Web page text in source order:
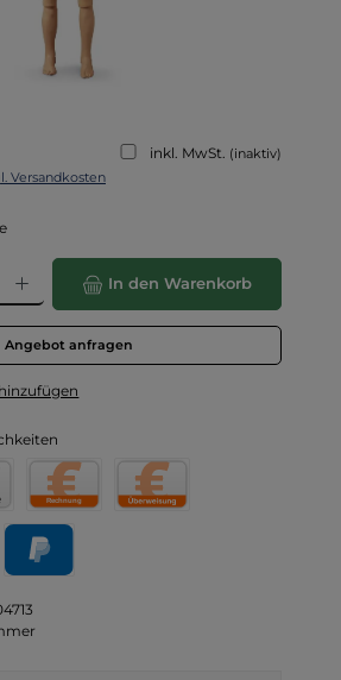
inkl. MwSt. (inaktiv)
Versandkosten
gewünschten Wert ein oder benutze die
In den Warenkorb
Angebot anfragen
Rechnung